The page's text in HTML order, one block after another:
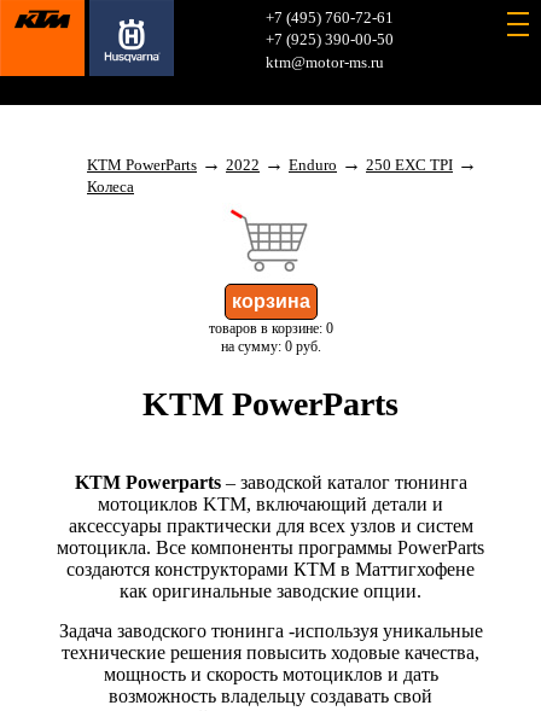
+7 (495) 760-72-61
+7 (925) 390-00-50
ktm@motor-ms.ru
KTM PowerParts → 2022 → Enduro → 250 EXC TPI →
Колеса
товаров в корзине: 0
на сумму: 0 руб.
KTM PowerParts
KTM Powerparts– заводской каталог тюнинга
мотоциклов KTM, включающий детали и
аксессуары практически для всех узлов и систем
мотоцикла. Все компоненты программы PowerParts
создаются конструкторами КТМ в Маттигхофене
как оригинальные заводские опции.
Задача заводского тюнинга -используя уникальные
технические решения повысить ходовые качества,
мощность и скорость мотоциклов и дать
возможность владельцу создавать свой